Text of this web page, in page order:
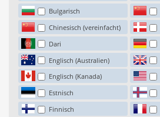
Bulgarisch
Chinesisch (vereinfacht)
Dari
Englisch (Australien)
Englisch (Kanada)
Estnisch
Finnisch